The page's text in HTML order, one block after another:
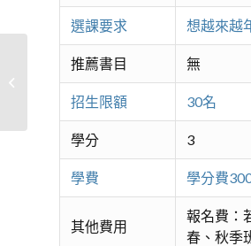
選課要求 想越來越
推薦書目 無
招生限額 30名
學分 3
學費 學分費
其他費用
報名費：
春、秋季
生活陶藝初階A-手捏